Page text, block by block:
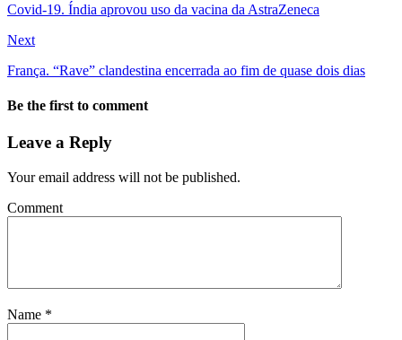
Covid-19. Índia aprovou uso da vacina da AstraZeneca
Next
França. “Rave” clandestina encerrada ao fim de quase dois dias
Be the first to comment
Leave a Reply
Your email address will not be published.
Comment
Name *